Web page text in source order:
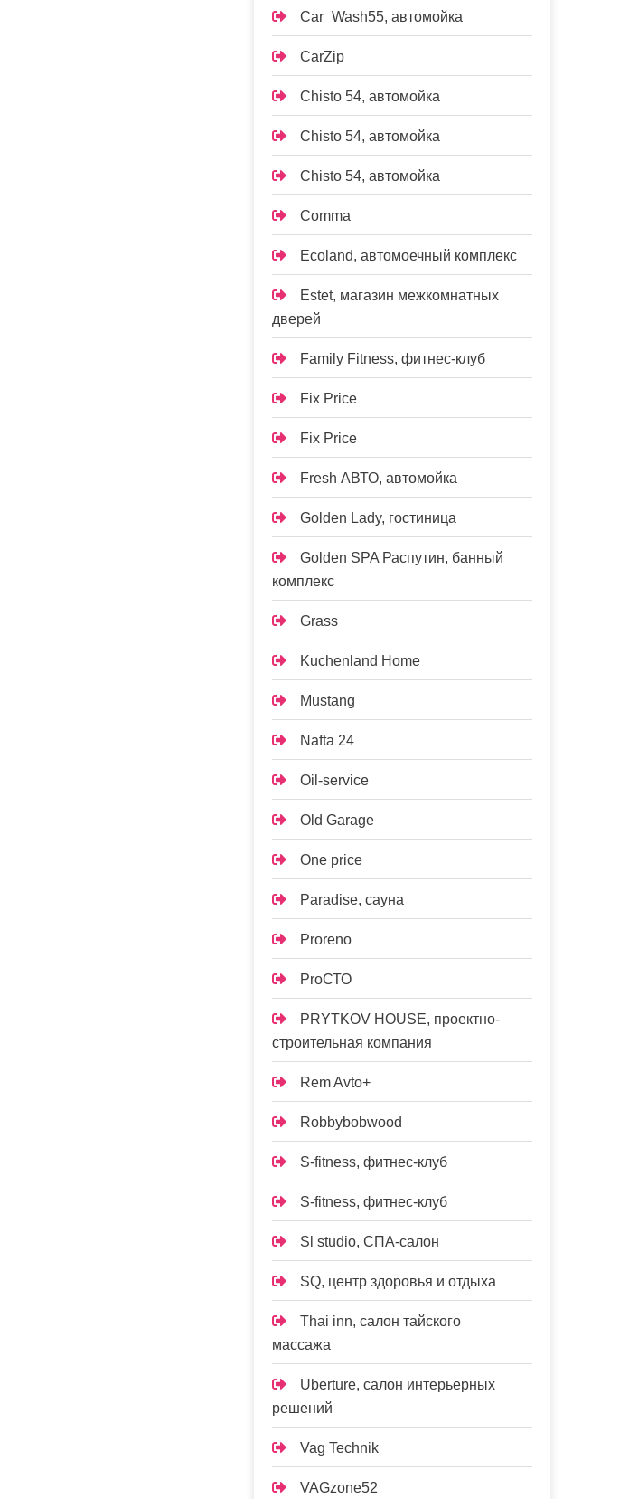
Car_Wash55, автомойка
CarZip
Chisto 54, автомойка
Chisto 54, автомойка
Chisto 54, автомойка
Comma
Ecoland, автомоечный комплекс
Estet, магазин межкомнатных
дверей
Family Fitness, фитнес-клуб
Fix Price
Fix Price
Fresh АВТО, автомойка
Golden Lady, гостиница
Golden SPA Распутин, банный
комплекс
Grass
Kuchenland Home
Mustang
Nafta 24
Oil-service
Old Garage
One price
Paradise, сауна
Proreno
ProСТО
PRYTKOV HOUSE, проектно-
строительная компания
Rem Avto+
Robbybobwood
S-fitness, фитнес-клуб
S-fitness, фитнес-клуб
Sl studio, СПА-салон
SQ, центр здоровья и отдыха
Thai inn, салон тайского
массажа
Uberture, салон интерьерных
решений
Vag Technik
VAGzone52